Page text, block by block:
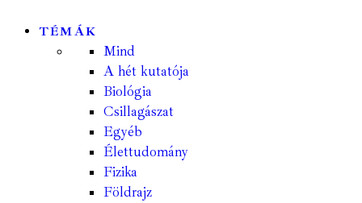
TÉMÁK
Mind
A hét kutatója
Biológia
Csillagászat
Egyéb
Élettudomány
Fizika
Földrajz